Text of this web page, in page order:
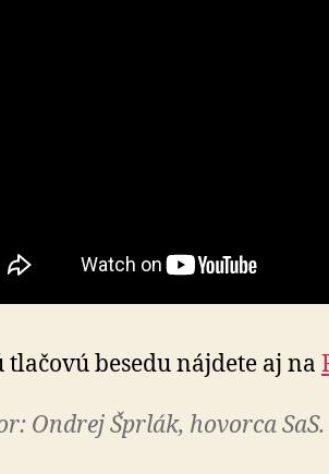
tlačovú besedu nájdete aj na
Ondrej Šprlák, hovorca SaS.